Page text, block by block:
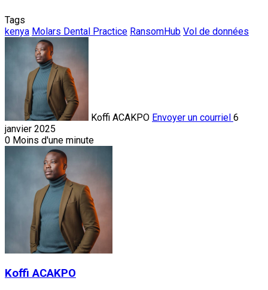
Tags
kenya Molars Dental Practice RansomHub Vol de données
Koffi ACAKPO Envoyer un courriel 6
janvier 2025
0 Moins d'une minute
Koffi ACAKPO